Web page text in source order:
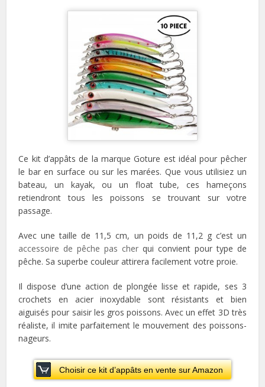
Ce kit d’appâts de la marque Goture est idéal pour pêcher
le bar en surface ou sur les marées. Que vous utilisiez un
bateau, un kayak, ou un float tube, ces hameçons
retiendront tous les poissons se trouvant sur votre
passage.
Avec une taille de 11,5 cm, un poids de 11,2 g c’est un
accessoire de pêche pas cher qui convient pour type de
pêche. Sa superbe couleur attirera facilement votre proie.
Il dispose d’une action de plongée lisse et rapide, ses 3
crochets en acier inoxydable sont résistants et bien
aiguisés pour saisir les gros poissons. Avec un effet 3D très
réaliste, il imite parfaitement le mouvement des poissons-
nageurs.
Choisir ce kit d’appâts en vente sur Amazon